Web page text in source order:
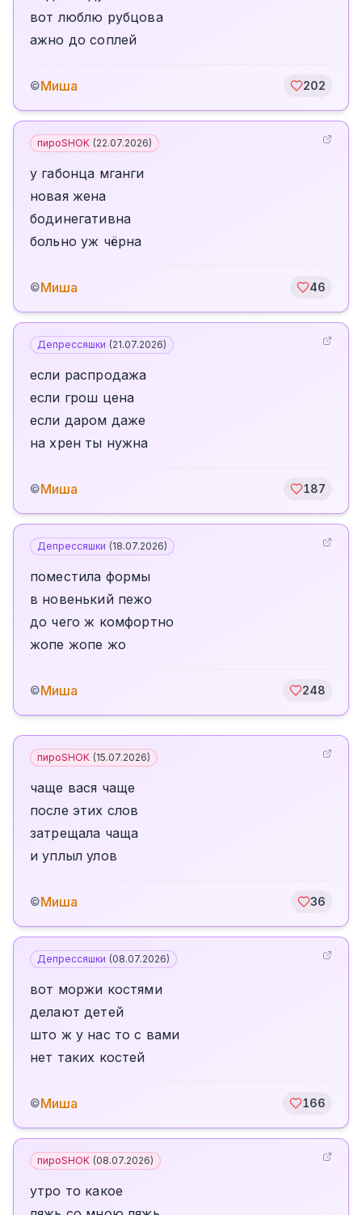
вот люблю рубцова
ажно до соплей
©Миша 202
пироSHOK (22.07.2026)
у габонца мганги
новая жена
бодинегативна
больно уж чёрна
©Миша 46
Депрессяшки (21.07.2026)
если распродажа
если грош цена
если даром даже
на хрен ты нужна
©Миша 187
Депрессяшки (18.07.2026)
поместила формы
в новенький пежо
до чего ж комфортно
жопе жопе жо
©Миша 248
пироSHOK (15.07.2026)
чаще вася чаще
после этих слов
затрещала чаща
и уплыл улов
©Миша 36
Депрессяшки (08.07.2026)
вот моржи костями
делают детей
што ж у нас то с вами
нет таких костей
©Миша 166
пироSHOK (08.07.2026)
утро то какое